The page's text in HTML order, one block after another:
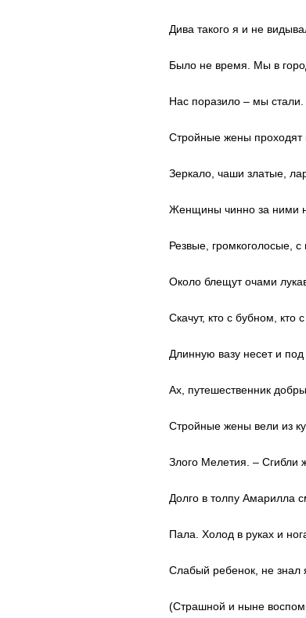
Дива такого я и не
Было не время. Мы в
Нас поразило – мы
Стройные жены проходят
Зеркало, чаши златые,
Женщины чинно за ними
Резвые, громкоголосые, с
Около блещут очами
Скачут, кто с бубном, кто
Длинную вазу несет и
Ах, путешественник
Стройные жены вели из
Злого Мелетия. – Сгибли
Долго в толпу Амарилла
Пала. Холод в руках и
Слабый ребенок, не знал
(Страшной и ныне